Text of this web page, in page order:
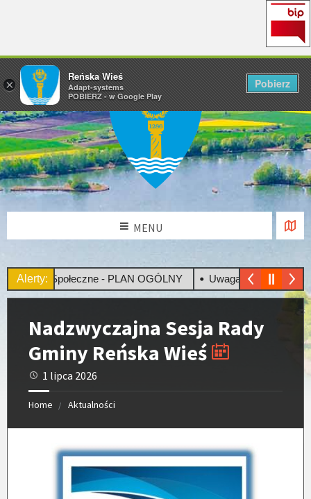
×
Reńska Wieś
Adapt-systems
POBIERZ - w Google Play
Pobierz
MENU
Alerty:Społeczne - PLAN OGÓLNY Uwaga! Upały
Nadzwyczajna Sesja Rady
Gminy Reńska Wieś
1 lipca 2026
Home Aktualności